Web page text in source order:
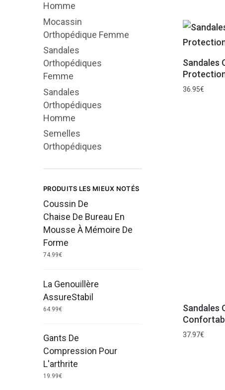
Sandales
36.95€
Sandales
37.97€
Homme
Mocassin
Orthopédique Femme
Sandales
Orthopédiques
Femme
Sandales
Orthopédiques
Homme
Semelles
Orthopédiques
PRODUITS LES MIEUX NOTÉS
Coussin De
Chaise De Bureau En
Mousse À Mémoire De
Forme
74.99€
La Genouillère
AssureStabil
64.99€
Gants De
Compression Pour
L'arthrite
19.99€